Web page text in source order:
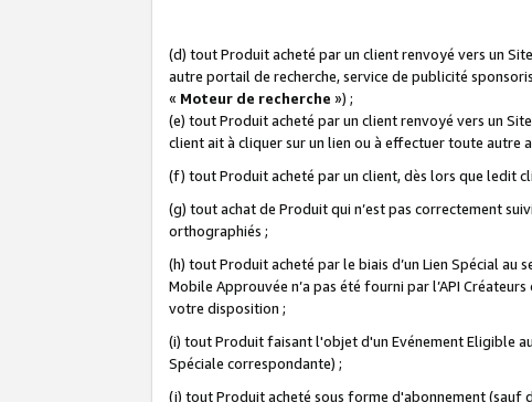
(d) tout Produit acheté par un client renvoyé vers un
autre portail de recherche, service de publicité
« Moteur de recherche ») ;
(e) tout Produit acheté par un client renvoyé vers un
client ait à cliquer sur un lien ou à effectuer toute autre
(f) tout Produit acheté par un client, dès lors que ledit
(g) tout achat de Produit qui n’est pas correctement
orthographiés ;
(h) tout Produit acheté par le biais d’un Lien Spécial
Mobile Approuvée n’a pas été fourni par l’API
votre disposition ;
(i) tout Produit faisant l'objet d'un Evénement Eligible
Spéciale correspondante) ;
(j) tout Produit acheté sous forme d'abonnement (sauf